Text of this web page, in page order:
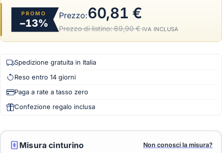
PROMO
−13%
Prezzo:60,81 €
Prezzo di listino:69,90 €·IVA INCLUSA
Spedizione gratuita in Italia
Reso entro 14 giorni
Paga a rate a tasso zero
Confezione regalo inclusa
Misura cinturino Non conosci la misura?